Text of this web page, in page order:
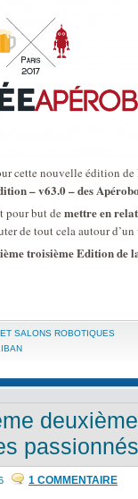
cette nouvelle édition de
– v63.0 – des
pour but de mettre en
de tout cela autour d’un
troisième Edition de
SALONS ROBOTIQUES
1 COMMENTAIRE